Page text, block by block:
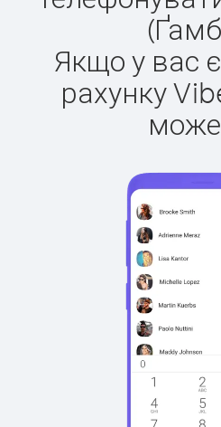
Якщо у вас
рахунку